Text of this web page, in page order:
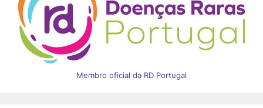
Membro oficial da RD Portugal